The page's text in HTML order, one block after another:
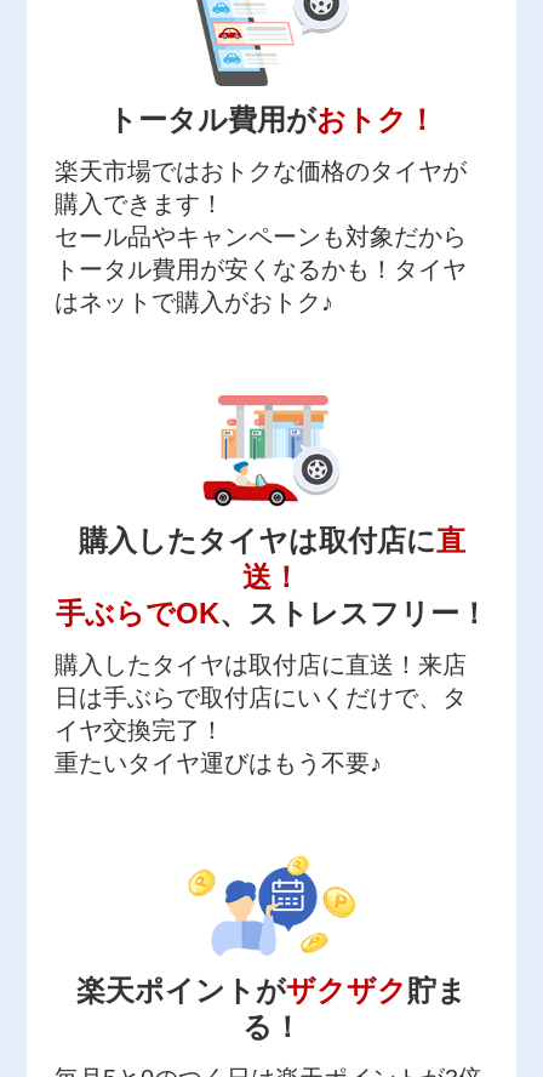
トータル費用がおトク！
楽天市場ではおトクな価格のタイヤが
購入できます！
セール品やキャンペーンも対象だから
トータル費用が安くなるかも！タイヤ
はネットで購入がおトク♪
購入したタイヤは取付店に直
送！
手ぶらでOK、ストレスフリー！
購入したタイヤは取付店に直送！来店
日は手ぶらで取付店にいくだけで、タ
イヤ交換完了！
重たいタイヤ運びはもう不要♪
楽天ポイントがザクザク貯ま
る！